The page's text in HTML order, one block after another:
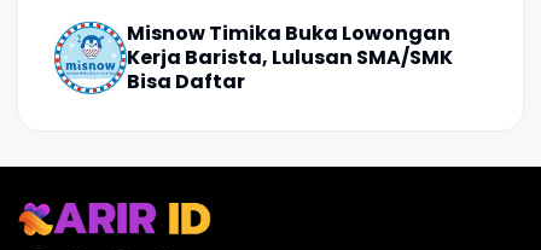
Misnow Timika Buka Lowongan
Kerja Barista, Lulusan SMA/SMK
Bisa Daftar